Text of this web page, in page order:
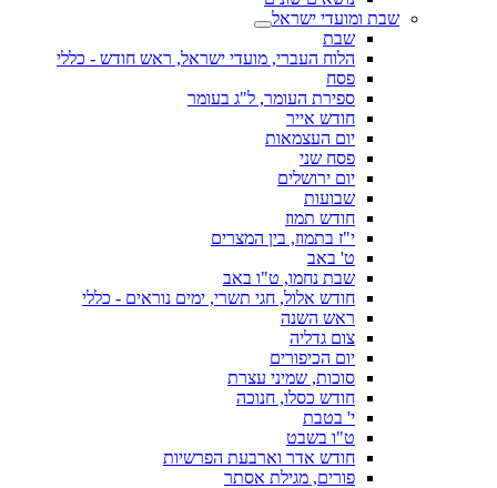
שבת ומועדי ישראל
שבת
הלוח העברי, מועדי ישראל, ראש חודש - כללי
פסח
ספירת העומר, ל"ג בעומר
חודש אייר
יום העצמאות
פסח שני
יום ירושלים
שבועות
חודש תמוז
י"ז בתמוז, בין המצרים
ט' באב
שבת נחמו, ט"ו באב
חודש אלול, חגי תשרי, ימים נוראים - כללי
ראש השנה
צום גדליה
יום הכיפורים
סוכות, שמיני עצרת
חודש כסלו, חנוכה
י' בטבת
ט"ו בשבט
חודש אדר וארבעת הפרשיות
פורים, מגילת אסתר